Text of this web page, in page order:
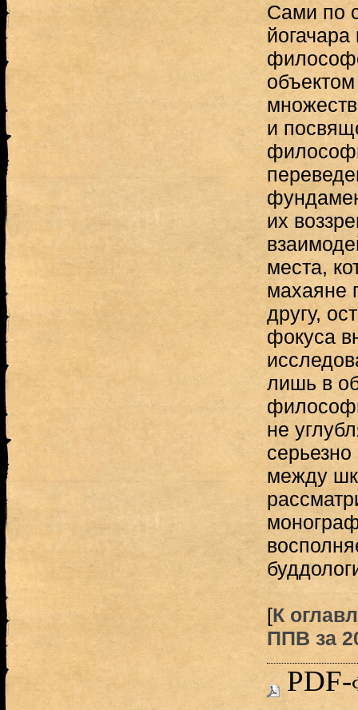
Сами по
йогачара
и
их
места,
махаяне
другу,
фокуса
лишь в
не
между
[К
ППВ за
PDF-